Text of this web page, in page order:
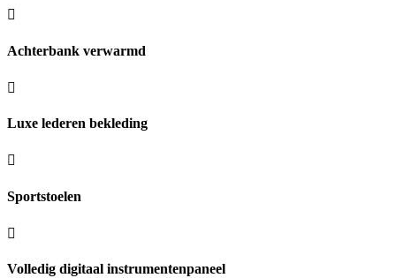
Achterbank verwarmd
Luxe lederen bekleding
Sportstoelen
Volledig digitaal instrumentenpaneel